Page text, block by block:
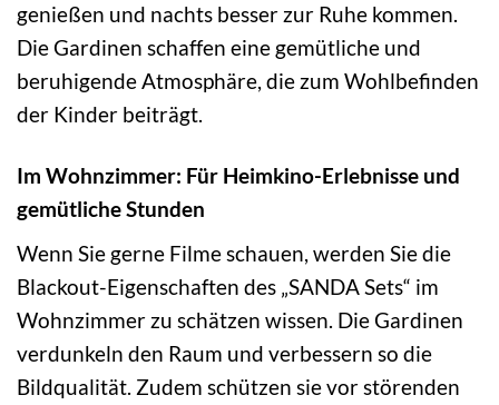
genießen und nachts besser zur Ruhe kommen.
Die Gardinen schaffen eine gemütliche und
beruhigende Atmosphäre, die zum Wohlbefinden
der Kinder beiträgt.
Im Wohnzimmer: Für Heimkino-Erlebnisse und
gemütliche Stunden
Wenn Sie gerne Filme schauen, werden Sie die
Blackout-Eigenschaften des „SANDA Sets“ im
Wohnzimmer zu schätzen wissen. Die Gardinen
verdunkeln den Raum und verbessern so die
Bildqualität. Zudem schützen sie vor störenden